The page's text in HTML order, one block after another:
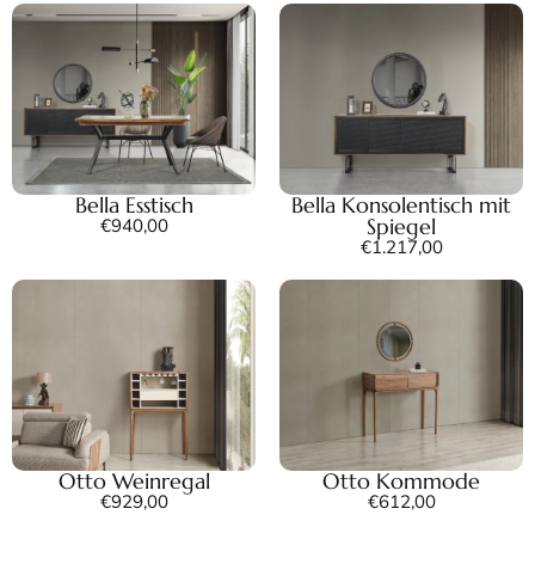
Bella Esstisch
€940,00
Bella Konsolentisch mit
Spiegel
€1.217,00
Otto Weinregal
€929,00
Otto Kommode
€612,00